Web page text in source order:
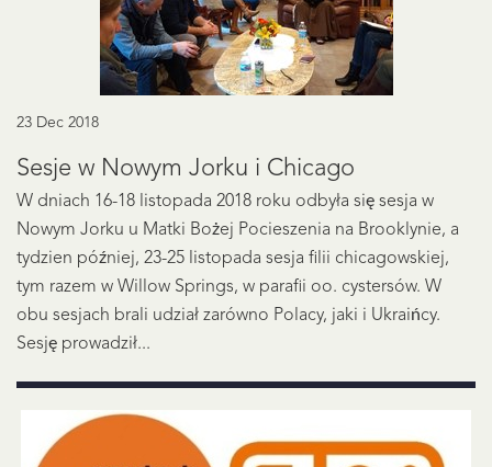
23 Dec 2018
Sesje w Nowym Jorku i Chicago
W dniach 16-18 listopada 2018 roku odbyła się sesja w
Nowym Jorku u Matki Bożej Pocieszenia na Brooklynie, a
tydzien później, 23-25 listopada sesja filii chicagowskiej,
tym razem w Willow Springs, w parafii oo. cystersów. W
obu sesjach brali udział zarówno Polacy, jaki i Ukraińcy.
Sesję prowadził...